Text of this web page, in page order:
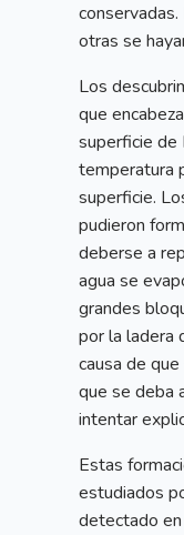
otras se
Los
que
superficie de
temperatura
superficie.
pudieron
deberse a
agua se
grandes
por la ladera
causa de
que se deba
intentar
Estas
estudiados
detectado